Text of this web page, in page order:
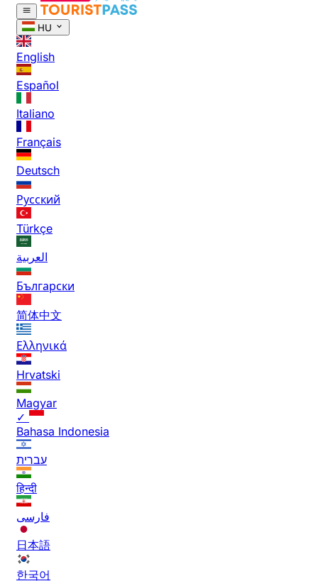
HU
English
Español
Italiano
Français
Deutsch
Русский
Türkçe
العربية
Български
简体中文
Ελληνικά
Hrvatski
Magyar
✓
Bahasa Indonesia
עברית
हिन्दी
فارسی
日本語
한국어